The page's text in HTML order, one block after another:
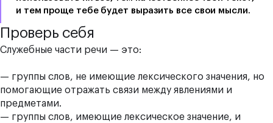
и тем проще тебе будет выразить все свои мысли.
Проверь себя
Служебные части речи — это:
— группы слов, не имеющие лексического значения, но
помогающие отражать связи между явлениями и
предметами.
— группы слов, имеющие лексическое значение, и